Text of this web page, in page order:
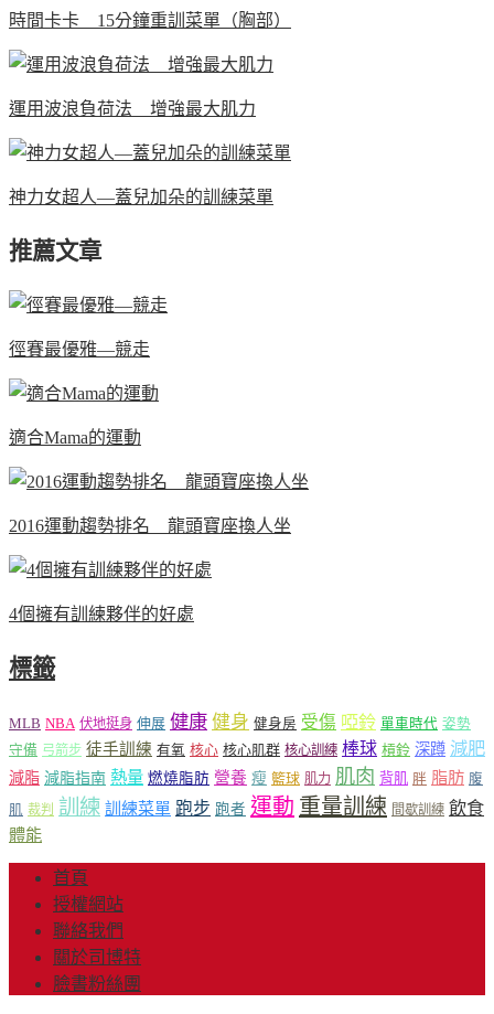
時間卡卡 15分鐘重訓菜單（胸部）
運用波浪負荷法 增強最大肌力
神力女超人—蓋兒加朵的訓練菜單
推薦文章
徑賽最優雅—競走
適合Mama的運動
2016運動趨勢排名 龍頭寶座換人坐
4個擁有訓練夥伴的好處
標籤
MLB NBA 伏地挺身 伸展 健康 健身 健身房 受傷 啞鈴 單車時代 姿勢
守備 弓箭步 徒手訓練 有氧 核心 核心肌群 核心訓練 棒球 槓鈴 深蹲 減肥
減脂 減脂指南 熱量 燃燒脂肪 營養 瘦 籃球 肌力 肌肉 背肌 胖 脂肪 腹
肌 裁判 訓練 訓練菜單 跑步 跑者 運動 重量訓練 間歇訓練 飲食
體能
首頁
授權網站
聯絡我們
關於司博特
臉書粉絲團